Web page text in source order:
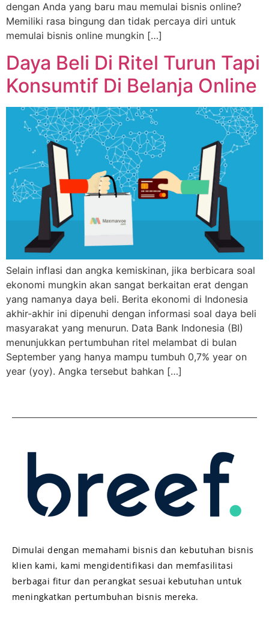
dengan Anda yang baru mau memulai bisnis online?
Memiliki rasa bingung dan tidak percaya diri untuk
memulai bisnis online mungkin […]
Daya Beli Di Ritel Turun Tapi
Konsumtif Di Belanja Online
Selain inflasi dan angka kemiskinan, jika berbicara soal
ekonomi mungkin akan sangat berkaitan erat dengan
yang namanya daya beli. Berita ekonomi di Indonesia
akhir-akhir ini dipenuhi dengan informasi soal daya beli
masyarakat yang menurun. Data Bank Indonesia (BI)
menunjukkan pertumbuhan ritel melambat di bulan
September yang hanya mampu tumbuh 0,7% year on
year (yoy). Angka tersebut bahkan […]
Dimulai dengan memahami bisnis dan kebutuhan bisnis
klien kami, kami mengidentifikasi dan memfasilitasi
berbagai fitur dan perangkat sesuai kebutuhan untuk
meningkatkan pertumbuhan bisnis mereka.